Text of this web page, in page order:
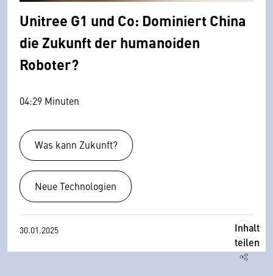
Unitree G1 und Co: Dominiert China
die Zukunft der humanoiden
Roboter?
04:29 Minuten
Was kann Zukunft?
Neue Technologien
30.01.2025
Inhalt
teilen